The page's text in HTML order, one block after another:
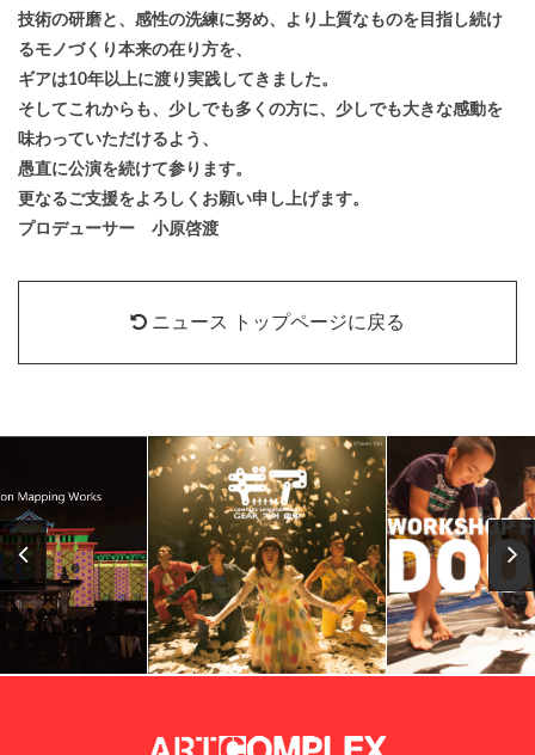
技術の研磨と、感性の洗練に努め、より上質なものを目指し続け
るモノづくり本来の在り方を、
ギアは10年以上に渡り実践してきました。
そしてこれからも、少しでも多くの方に、少しでも大きな感動を
味わっていただけるよう、
愚直に公演を続けて参ります。
更なるご支援をよろしくお願い申し上げます。
プロデューサー 小原啓渡
ニュース トップページに戻る